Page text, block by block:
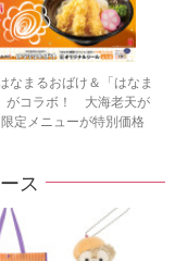
なまるおばけ＆「はなま
がコラボ！ 大海老天が
定メニューが特別価格
ス